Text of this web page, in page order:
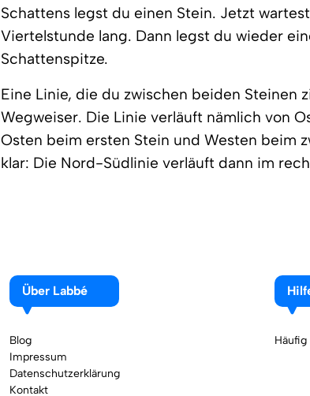
Schattens legst du einen Stein. Jetzt
Viertelstunde lang. Dann legst du wieder
Schattenspitze.
Eine Linie, die du zwischen beiden Steinen
Wegweiser. Die Linie verläuft nämlich von
Osten beim ersten Stein und Westen beim
klar: Die Nord-Südlinie verläuft dann im
Über Labbé
Blog
Impressum
Datenschutzerklärung
Kontakt